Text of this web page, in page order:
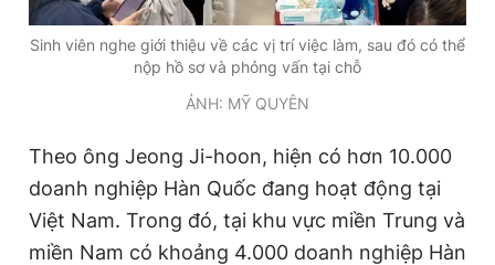
Sinh viên nghe giới thiệu về các vị trí việc làm, sau đó có thể
nộp hồ sơ và phỏng vấn tại chỗ
ẢNH: MỸ QUYÊN
Theo ông Jeong Ji-hoon, hiện có hơn 10.000
doanh nghiệp Hàn Quốc đang hoạt động tại
Việt Nam. Trong đó, tại khu vực miền Trung và
miền Nam có khoảng 4.000 doanh nghiệp Hàn